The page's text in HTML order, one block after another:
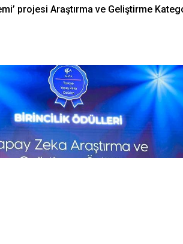
projesi Araştırma ve Geliştirme